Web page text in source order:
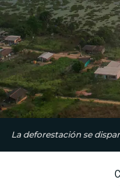
La deforestación se